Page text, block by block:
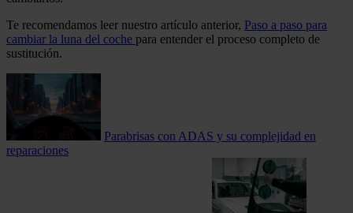
Te recomendamos leer nuestro artículo anterior, Paso a paso para
cambiar la luna del coche para entender el proceso completo de
sustitución.
Parabrisas con ADAS y su complejidad en
reparaciones